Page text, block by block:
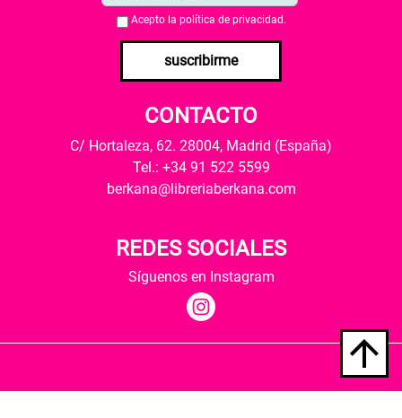
Acepto la política de privacidad .
suscribirme
CONTACTO
C/ Hortaleza, 62. 28004, Madrid (España)
Tel.: +34 91 522 5599
berkana@libreriaberkana.com
REDES SOCIALES
Síguenos en Instagram